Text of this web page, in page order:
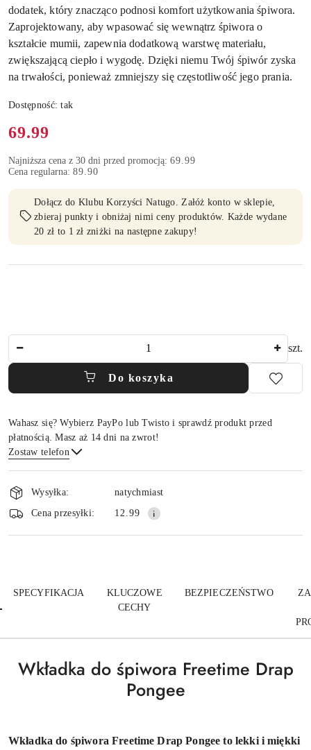
dodatek, który znacząco podnosi komfort użytkowania śpiwora.
Zaprojektowany, aby wpasować się wewnątrz śpiwora o
kształcie mumii, zapewnia dodatkową warstwę materiału,
zwiększającą ciepło i wygodę. Dzięki niemu Twój śpiwór zyska
na trwałości, ponieważ zmniejszy się częstotliwość jego prania.
Dostępność:tak
Cena:
69.99
Najniższa cena z 30 dni przed promocją: 69.99
Cena regularna: 89.90
Dołącz do Klubu Korzyści Natugo. Załóż konto w sklepie,
zbieraj punkty i obniżaj nimi ceny produktów. Każde wydane
20 zł to 1 zł zniżki na następne zakupy!
szt.
Do koszyka
Wahasz się? Wybierz PayPo lub Twisto i sprawdź produkt przed
płatnością. Masz aż 14 dni na zwrot!
Zostaw telefon
Wyślij
Dostępność
i
dostawa
Wysyłka:
natychmiast
Cena przesyłki:
12.99
SPECYFIKACJA
KLUCZOWE
CECHY
BEZPIECZEŃSTWO
Wkładka do śpiwora Freetime Drap
Pongee
Wkładka do śpiwora Freetime Drap Pongee to lekki i miękki